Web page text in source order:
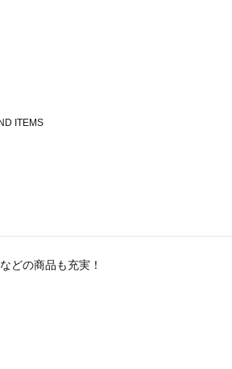
などの商品も充実！